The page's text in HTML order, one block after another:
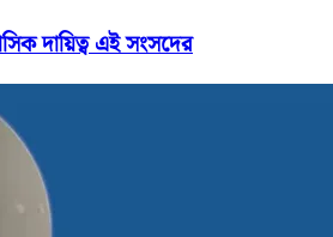
দায়িত্ব এই সংসদের